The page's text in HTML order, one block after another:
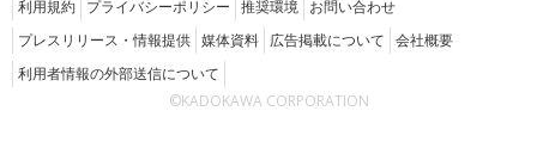
利用規約 プライバシーポリシー 推奨環境 お問い合わせ
プレスリリース・情報提供 媒体資料 広告掲載について 会社概要
利用者情報の外部送信について
©KADOKAWA CORPORATION